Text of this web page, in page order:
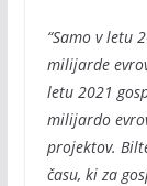
“Samo v letu
milijarde
letu 2021
milijardo
projektov.
času, ki za